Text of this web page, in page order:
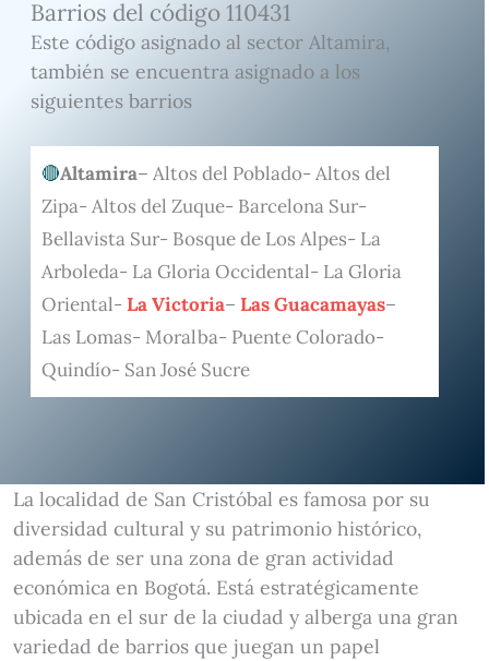
Barrios del código 110431
Este código asignado al sector Altamira,
también se encuentra asignado a los
siguientes barrios
Altamira– Altos del Poblado- Altos del
Zipa- Altos del Zuque- Barcelona Sur-
Bellavista Sur- Bosque de Los Alpes- La
Arboleda- La Gloria Occidental- La Gloria
Oriental- La Victoria– Las Guacamayas–
Las Lomas- Moralba- Puente Colorado-
Quindío- San José Sucre
La localidad de San Cristóbal es famosa por su
diversidad cultural y su patrimonio histórico,
además de ser una zona de gran actividad
económica en Bogotá. Está estratégicamente
ubicada en el sur de la ciudad y alberga una gran
variedad de barrios que juegan un papel